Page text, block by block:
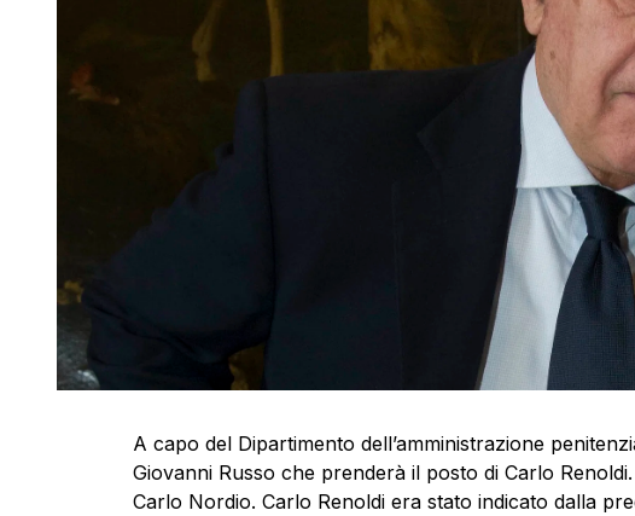
A capo del Dipartimento dell’amministrazione
Giovanni Russo che prenderà il posto di Carlo
Carlo Nordio. Carlo Renoldi era stato indicato dalla